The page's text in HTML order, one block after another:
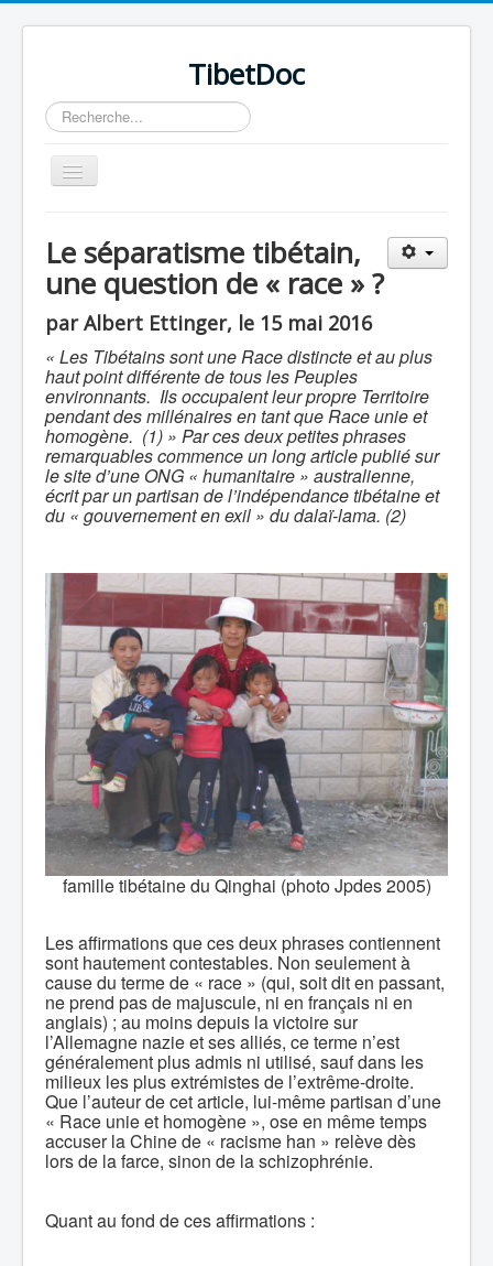
TibetDoc
Rechercher
Basculer
la
Le séparatisme tibétain,
une question de « race » ?
par Albert Ettinger, le 15 mai 2016
« Les Tibétains sont une Race distincte et au plus
haut point différente de tous les Peuples
environnants. Ils occupaient leur propre Territoire
pendant des millénaires en tant que Race unie et
homogène. (1) » Par ces deux petites phrases
remarquables commence un long article publié sur
le site d’une ONG « humanitaire » australienne,
écrit par un partisan de l’indépendance tibétaine et
du « gouvernement en exil » du dalaï-lama. (2)
famille tibétaine du Qinghai (photo Jpdes 2005)
Les affirmations que ces deux phrases contiennent
sont hautement contestables. Non seulement à
cause du terme de « race » (qui, soit dit en passant,
ne prend pas de majuscule, ni en français ni en
anglais) ; au moins depuis la victoire sur
l’Allemagne nazie et ses alliés, ce terme n’est
généralement plus admis ni utilisé, sauf dans les
milieux les plus extrémistes de l’extrême-droite.
Que l’auteur de cet article, lui-même partisan d’une
« Race unie et homogène », ose en même temps
accuser la Chine de « racisme han » relève dès
lors de la farce, sinon de la schizophrénie.
Quant au fond de ces affirmations :